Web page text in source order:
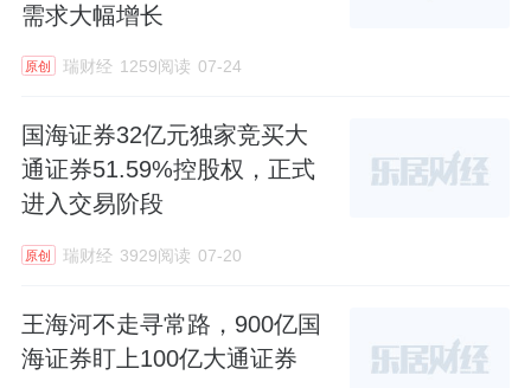
需求大幅增长
原创 瑞财经 1259阅读 07-24
国海证券32亿元独家竞买大
通证券51.59%控股权，正式
进入交易阶段
原创 瑞财经 3929阅读 07-20
王海河不走寻常路，900亿国
海证券盯上100亿大通证券